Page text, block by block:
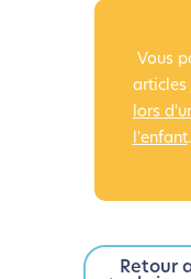
Vous
articles
lors
l'enfant.
Retour